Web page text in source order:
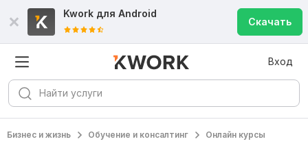
Kwork для Android
Скачать
Вход
Бизнес и жизнь Обучение и консалтинг Онлайн курсы